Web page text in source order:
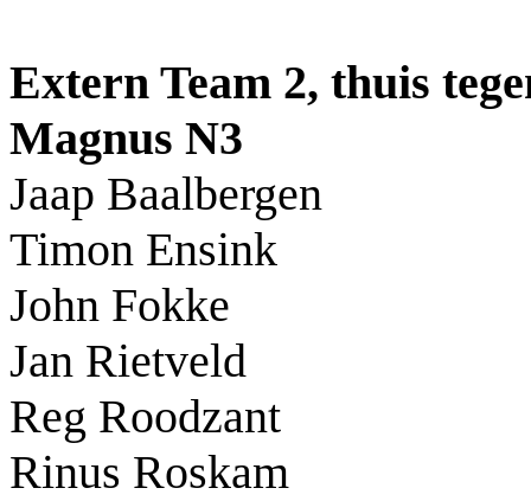
Extern Team 2, thuis
Magnus N3
Jaap Baalbergen
Timon Ensink
John Fokke
Jan Rietveld
Reg Roodzant
Rinus Roskam